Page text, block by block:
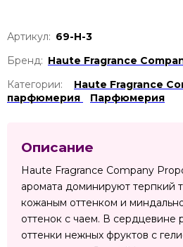
Артикул: 69-Н-3
Бренд: Haute Fragrance
Категории:
Haute Fragrance
парфюмерия
Парфюмерия
Описание
Haute Fragrance Company
аромата доминируют терпкий
кожаным оттенком и
оттенок с чаем. В сердцевине
оттенки нежных фруктов с